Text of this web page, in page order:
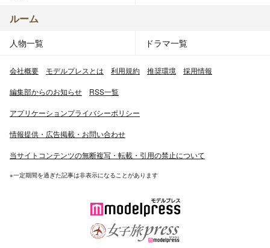
ルーム
人物一覧 ドラマ一覧
会社概要 モデルプレスとは 利用規約 推奨環境 採用情報
編集部からのお知らせ RSS一覧
アプリケーションプライバシーポリシー
情報提供・広告掲載・お問い合わせ
当サイトコンテンツの無断複写・転載・引用の禁止について
※一定期間を過ぎた記事は非表示になることがあります